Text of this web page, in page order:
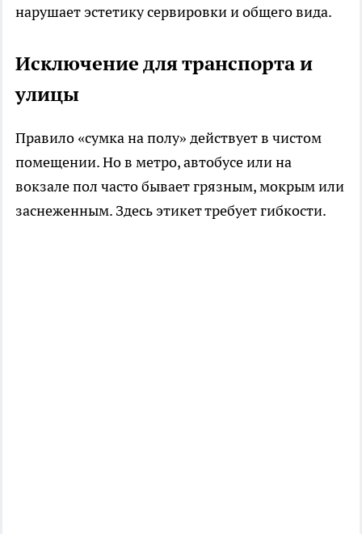
нарушает эстетику сервировки и общего вида.
Исключение для транспорта и
улицы
Правило «сумка на полу» действует в чистом
помещении. Но в метро, автобусе или на
вокзале пол часто бывает грязным, мокрым или
заснеженным. Здесь этикет требует гибкости.